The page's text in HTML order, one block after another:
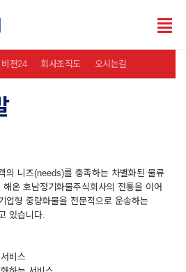
비젼24 회사조직도 오시는길
의 니즈(needs)를 충족하는 차별화된 물류
온 호남정기화물주식회사의 전통을 이어
업형 중량화물을 전문적으로 운송하는
있습니다.
비스